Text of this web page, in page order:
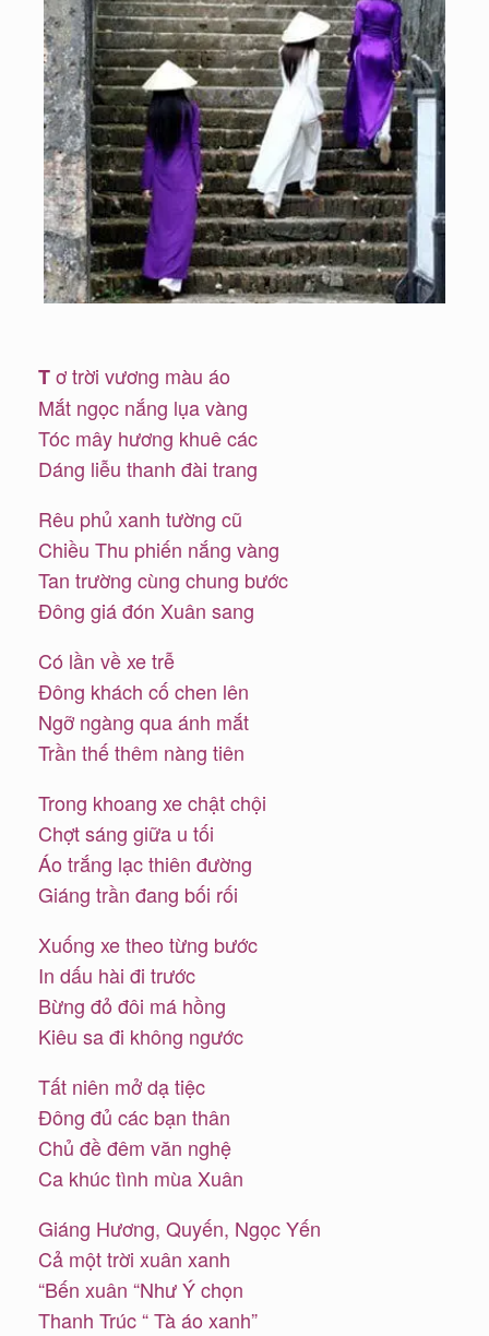
Tơ trời vương màu áo
Mắt ngọc nắng lụa vàng
Tóc mây hương khuê các
Dáng liễu thanh đài trang
Rêu phủ xanh tường cũ
Chiều Thu phiến nắng vàng
Tan trường cùng chung bước
Ðông giá đón Xuân sang
Có lần về xe trễ
Ðông khách cố chen lên
Ngỡ ngàng qua ánh mắt
Trần thế thêm nàng tiên
Trong khoang xe chật chội
Chợt sáng giữa u tối
Áo trắng lạc thiên đường
Giáng trần đang bối rối
Xuống xe theo từng bước
In dấu hài đi trước
Bừng đỏ đôi má hồng
Kiêu sa đi không ngước
Tất niên mở dạ tiệc
Ðông đủ các bạn thân
Chủ đề đêm văn nghệ
Ca khúc tình mùa Xuân
Giáng Hương, Quyến, Ngọc Yến
Cả một trời xuân xanh
“Bến xuân “Như Ý chọn
Thanh Trúc “ Tà áo xanh”